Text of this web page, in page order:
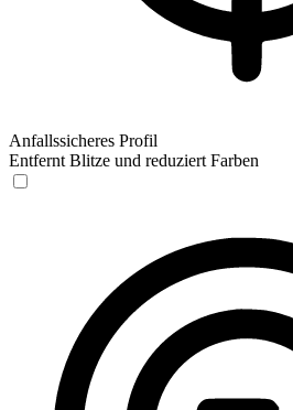
Anfallssicheres Profil
Entfernt Blitze und reduziert Farben